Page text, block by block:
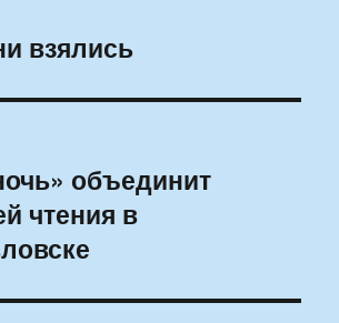
взялись
объединит
чтения в